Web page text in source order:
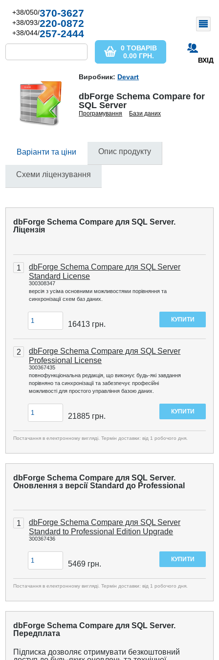
+38/050/370-3627
+38/093/220-0872
+38/044/257-2444
ВХІД
0 ТОВАРІВ
0.00 ГРН.
Виробник: Devart
dbForge Schema Compare for
SQL Server
Програмування Бази даних
Варіанти та ціни Опис продукту
Схеми ліцензування
dbForge Schema Compare для SQL Server.
Ліцензія
1
dbForge Schema Compare для SQL Server
Standard License
300308347
версія з усіма основними можливостями порівняння та
синхронізації схем баз даних.
16413 грн.
2
dbForge Schema Compare для SQL Server
Professional License
300367435
повнофункціональна редакція, що виконує будь-які завдання
порівняно та синхронізації та забезпечує професійні
можливості для простого управління базою даних.
21885 грн.
Постачання в електронному вигляді. Термін доставки: від 1 робочого дня.
dbForge Schema Compare для SQL Server.
Оновлення з версії Standard до Professional
1
dbForge Schema Compare для SQL Server
Standard to Professional Edition Upgrade
300367436
5469 грн.
Постачання в електронному вигляді. Термін доставки: від 1 робочого дня.
dbForge Schema Compare для SQL Server.
Передплата
Підписка дозволяє отримувати безкоштовний